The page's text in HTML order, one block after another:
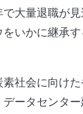
で大量退職が
いかに継承
素社会に向け
ータセンター